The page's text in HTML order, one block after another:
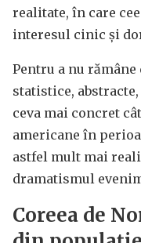
realitate, în care
interesul cinic și
Pentru a nu
statistice,
ceva mai concret
americane în
astfel mult mai
dramatismul
Coreea de